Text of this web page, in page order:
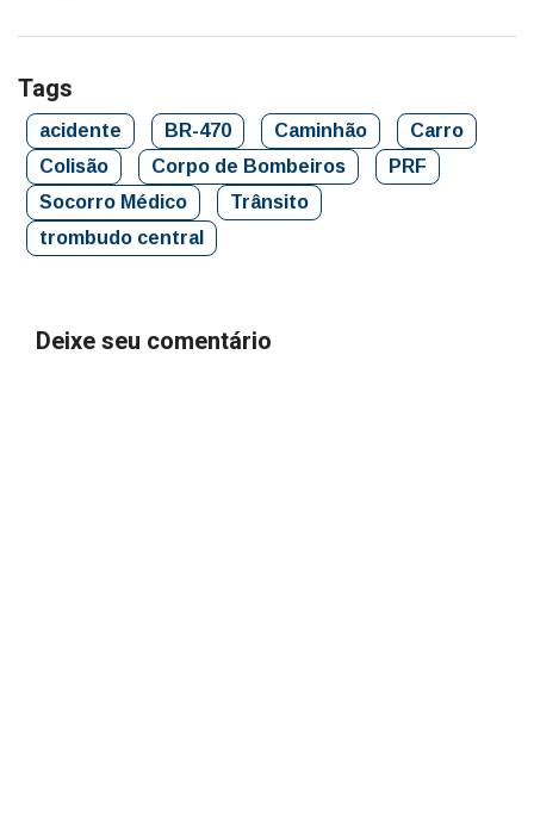
Tags
acidente BR-470 Caminhão
Carro
Colisão
Corpo de Bombeiros
PRF
Socorro Médico
Trânsito
trombudo central
Deixe seu comentário